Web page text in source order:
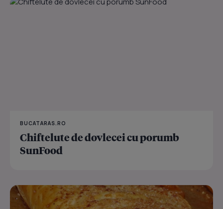
BUCATARAS.RO
Chiftelute de dovlecei cu porumb
SunFood